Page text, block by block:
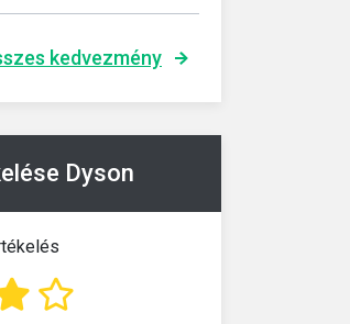
kedvezmény
Dyson